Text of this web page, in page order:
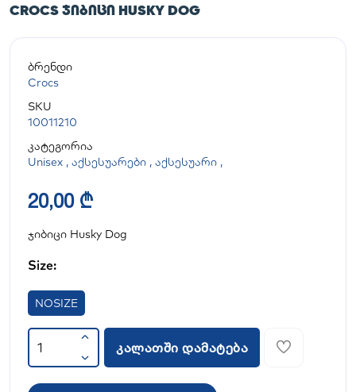
CROCS ᲯᲘᲑᲘᲪᲘ HUSKY DOG
ბრენდი
Crocs
SKU
10011210
კატეგორია
Unisex , აქსესუარები , აქსესუარი ,
20,00 ₾
ჯიბიცი Husky Dog
Size:
NOSIZE
კალათში დამატება